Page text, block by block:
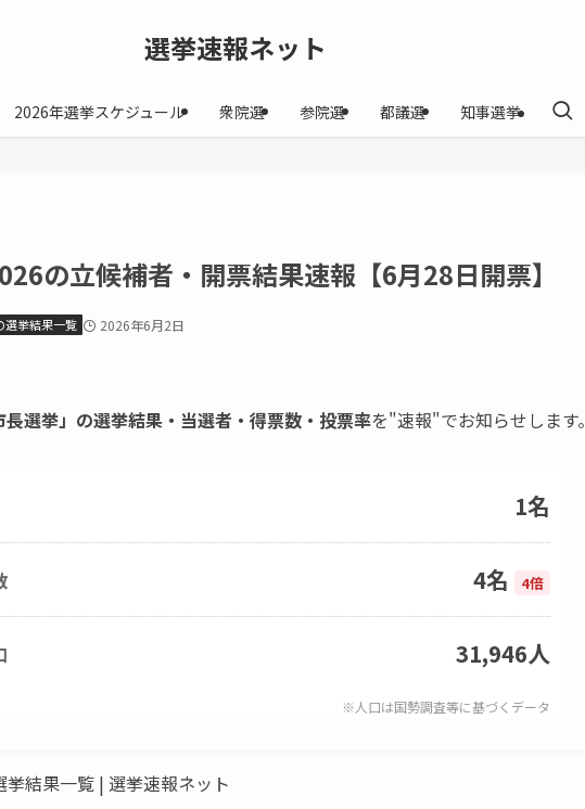
選挙速報ネット
2026年選挙スケジュール 衆院選 参院選 都議選 知事選挙
の立候補者・開票結果速報【6月28日開票】
選挙結果一覧 2026年6月2日
長選挙」の選挙結果・当選者・得票数・投票率を"速報"でお知らせします。
1名
4名 4倍
31,946人
※人口は国勢調査等に基づくデータ
挙結果一覧 | 選挙速報ネット